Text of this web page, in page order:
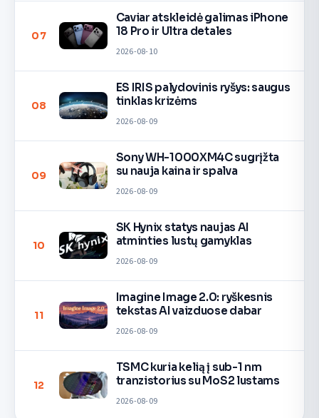
07
Caviar atskleidė galimas iPhone
18 Pro ir Ultra detales
2026-08-10
08
ES IRIS palydovinis ryšys: saugus
tinklas krizėms
2026-08-09
09
Sony WH-1000XM4C sugrįžta
su nauja kaina ir spalva
2026-08-09
10
SK Hynix statys naujas AI
atminties lustų gamyklas
2026-08-09
11
Imagine Image 2.0: ryškesnis
tekstas AI vaizduose dabar
2026-08-09
12
TSMC kuria kelią į sub-1 nm
tranzistorius su MoS2 lustams
2026-08-09